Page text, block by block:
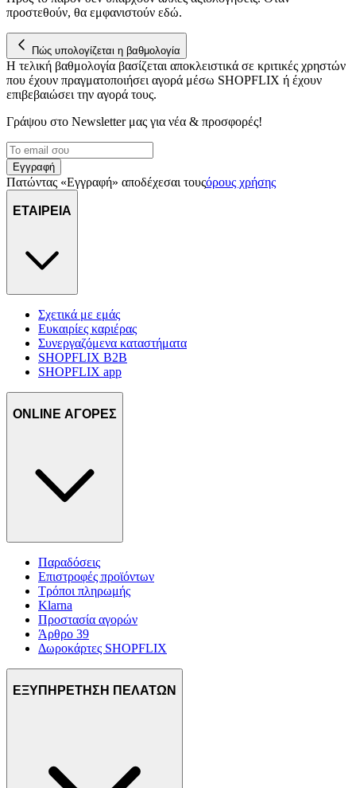
για να αποθηκεύουμε και να έχουμε πρόσβαση σε πληροφορίες
διαφημίσεων και περιεχομένου, τις μετρήσεις σχετικά με
διαφημίσεις και περιεχόμενο, την καλύτερη εικόνα του κοινού
μας και την ανάπτυξη προϊόντων. Επίσης, κοινοποιούμε
πληροφορίες σχετικά με την από μέρους σας χρήση της
τοποθεσίας μας στους συνεργάτες μέσων κοινωνικής
δικτύωσης, διαφημίσεων και ανάλυσης.
προστεθούν, θα εμφανιστούν εδώ.
Πώς υπολογίζεται η βαθμολογία
Η τελική βαθμολογία βασίζεται αποκλειστικά σε κριτικές χρηστών
που έχουν πραγματοποιήσει αγορά μέσω SHOPFLIX ή έχουν
επιβεβαιώσει την αγορά τους.
Γράψου στο Νewsletter μας για νέα & προσφορές!
Εγγραφή
Πατώντας «Εγγραφή» αποδέχεσαι τουςόρους χρήσης
ΕΤΑΙΡΕΙΑ
Σχετικά με εμάς
Ευκαιρίες καριέρας
Συνεργαζόμενα καταστήματα
SHOPFLIX B2B
SHOPFLIX app
ONLINE ΑΓΟΡΕΣ
Παραδόσεις
Επιστροφές προϊόντων
Τρόποι πληρωμής
Klarna
Προστασία αγορών
Άρθρο 39
Δωροκάρτες SHOPFLIX
ΕΞΥΠΗΡΕΤΗΣΗ ΠΕΛΑΤΩΝ